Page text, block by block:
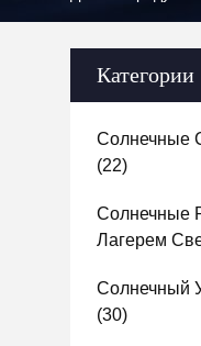
Категории
Солнечные
(22)
Солнечные
Лагерем
Солнечный
(30)